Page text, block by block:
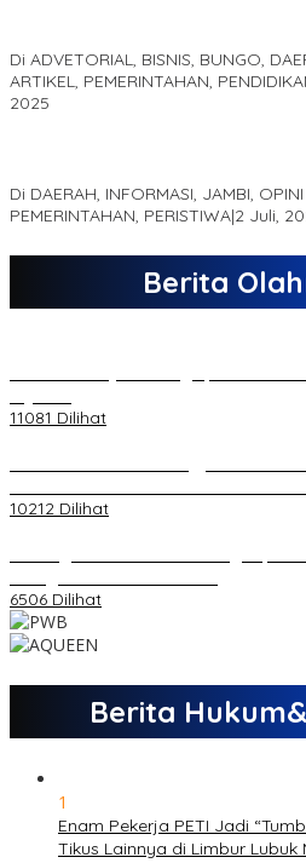
Di ADVETORIAL, BISNIS, BUNGO,
ARTIKEL, PEMERINTAHAN,
2025
Di DAERAH, INFORMASI, JAMBI,
PEMERINTAHAN, PERISTIWA|2 Juli,
Berita
11081 Dilihat
10212 Dilihat
6506 Dilihat
Berita
1
Enam Pekerja PETI Jadi
Tikus Lainnya di Limbur Lubuk